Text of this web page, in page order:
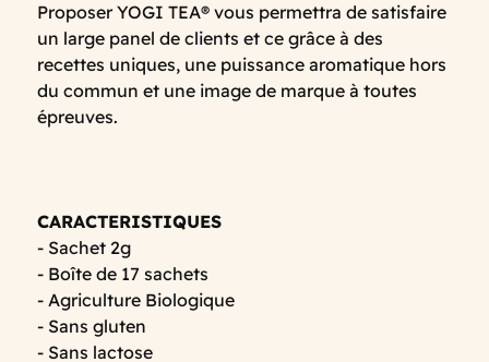
Proposer YOGI TEA® vous permettra de satisfaire
un large panel de clients et ce grâce à des
recettes uniques, une puissance aromatique hors
du commun et une image de marque à toutes
épreuves.
CARACTERISTIQUES
- Sachet 2g
- Boîte de 17 sachets
- Agriculture Biologique
- Sans gluten
- Sans lactose